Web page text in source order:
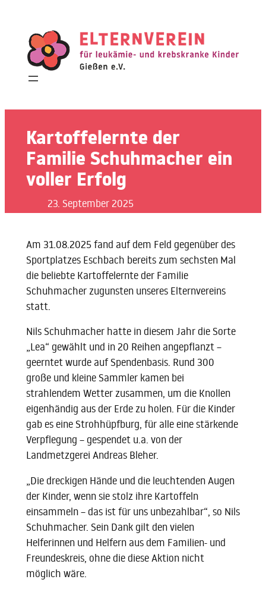
springen
Kartoffelernte der
Familie Schuhmacher ein
voller Erfolg
23. September 2025
Am 31.08.2025 fand auf dem Feld gegenüber des
Sportplatzes Eschbach bereits zum sechsten Mal
die beliebte Kartoffelernte der Familie
Schuhmacher zugunsten unseres Elternvereins
statt.
Nils Schuhmacher hatte in diesem Jahr die Sorte
„Lea“ gewählt und in 20 Reihen angepflanzt –
geerntet wurde auf Spendenbasis. Rund 300
große und kleine Sammler kamen bei
strahlendem Wetter zusammen, um die Knollen
eigenhändig aus der Erde zu holen. Für die Kinder
gab es eine Strohhüpfburg, für alle eine stärkende
Verpflegung – gespendet u.a. von der
Landmetzgerei Andreas Bleher.
„Die dreckigen Hände und die leuchtenden Augen
der Kinder, wenn sie stolz ihre Kartoffeln
einsammeln – das ist für uns unbezahlbar“, so Nils
Schuhmacher. Sein Dank gilt den vielen
Helferinnen und Helfern aus dem Familien- und
Freundeskreis, ohne die diese Aktion nicht
möglich wäre.